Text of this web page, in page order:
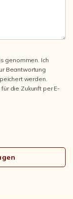
genommen. Ich
Beantwortung
werden.
die Zukunft per E-